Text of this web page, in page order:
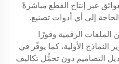
عبر إنتاج القطع مباشرةً
إلى أي أدوات تصنيع.
الملفات الرقمية وفورًا
النماذج الأولية، كما يوفّر في
التصاميم دون تحمُّل تكاليف